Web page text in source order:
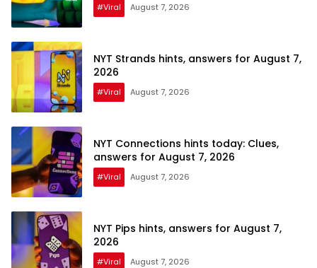
#Viral August 7, 2026
NYT Strands hints, answers for August 7,
2026
#Viral August 7, 2026
NYT Connections hints today: Clues,
answers for August 7, 2026
#Viral August 7, 2026
NYT Pips hints, answers for August 7,
2026
#Viral August 7, 2026